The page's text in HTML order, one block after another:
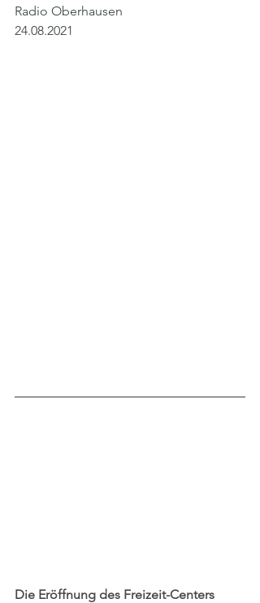
Radio Oberhausen
24.08.2021
Die Eröffnung des Freizeit-Centers